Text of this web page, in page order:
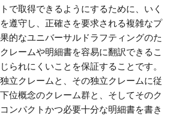
で取得できるようにするために、いく
遵守し、正確さを要求される複雑なプ
的なユニバーサルドラフティングのた
レームや明細書を容易に翻訳できるこ
られにくいことを保証することです。
立クレームと、その独立クレームに従
位概念のクレーム群と、そしてそのク
ンパクトかつ必要十分な明細書を書き